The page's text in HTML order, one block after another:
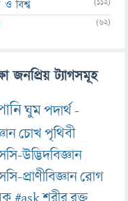
ও বিশ্ব
(62)
জনপ্রিয় ট্যাগসমূহ
ঘুমপদার্থ-
চোখপৃথিবী
উদ্ভিদবিজ্ঞান
প্রাণীবিজ্ঞানরোগ